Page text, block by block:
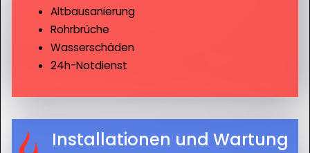
Altbausanierung
Rohrbrüche
Wasserschäden
24h-Notdienst
Installationen und Wartung